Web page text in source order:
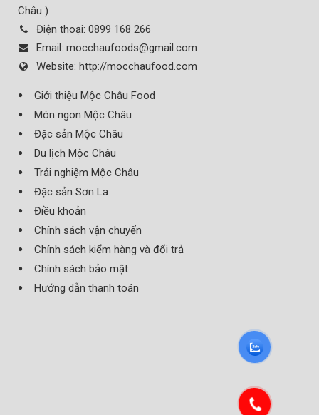
Châu )
Điện thoại: 0899 168 266
Email: mocchaufoods@gmail.com
Website: http://mocchaufood.com
Giới thiệu Mộc Châu Food
Món ngon Mộc Châu
Đặc sản Mộc Châu
Du lịch Mộc Châu
Trải nghiệm Mộc Châu
Đặc sản Sơn La
Điều khoản
Chính sách vận chuyển
Chính sách kiểm hàng và đổi trả
Chính sách bảo mật
Hướng dẫn thanh toán